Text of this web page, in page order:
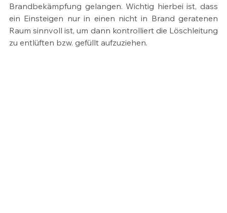
Brandbekämpfung gelangen. Wichtig hierbei ist, dass
ein Einsteigen nur in einen nicht in Brand geratenen
Raum sinnvoll ist, um dann kontrolliert die Löschleitung
zu entlüften bzw. gefüllt aufzuziehen.